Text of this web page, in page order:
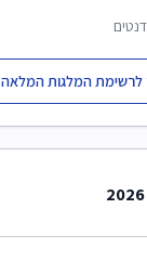
לרשימת המלגות המלאה